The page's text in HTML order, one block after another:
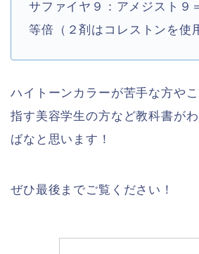
サファイヤ ９：アメジスト ９
等倍（２剤はコレストンを使
ハイトーンカラーが苦手な方や
指す美容学生の方など教科書が
ばなと思います！
ぜひ最後までご覧ください！